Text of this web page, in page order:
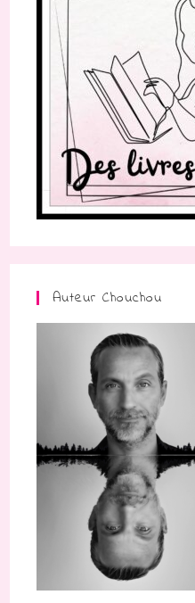
Auteur Chouchou